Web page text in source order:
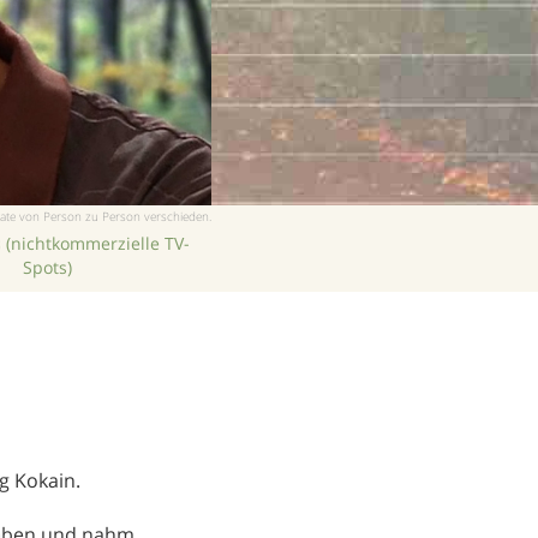
Chinesisch
Nepali
Arabisch
Ukrainisch
Kroatisch
Türkisch
von Person zu Person verschieden.
(nichtkom­merzielle TV-
Spots)
Kokain.